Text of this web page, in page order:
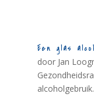
Een glas
door Jan